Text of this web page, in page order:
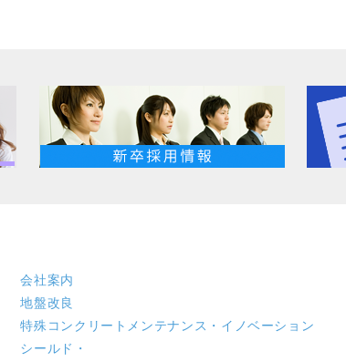
会社案内
地盤改良
特殊コンクリート メンテナンス・イノベーション
シールド・